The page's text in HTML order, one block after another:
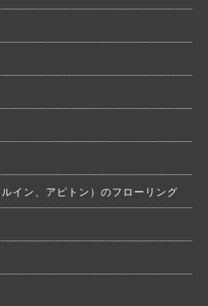
イン、アピトン）のフローリング